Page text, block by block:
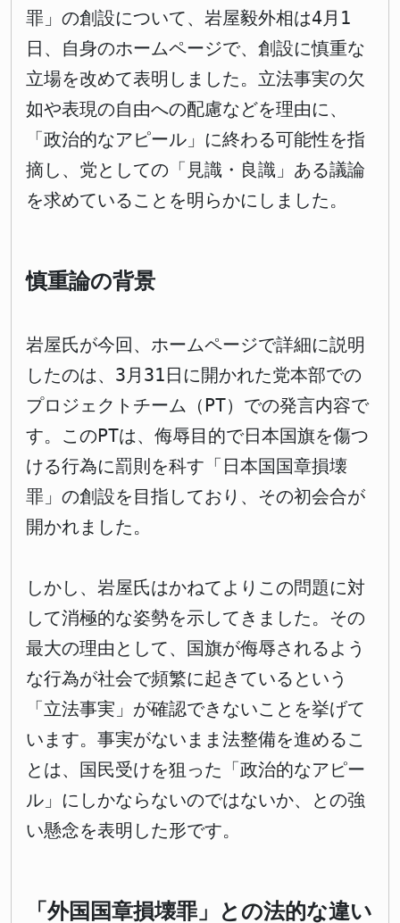
罪」の創設について、岩屋毅外相は4月1
日、自身のホームページで、創設に慎重な
立場を改めて表明しました。立法事実の欠
如や表現の自由への配慮などを理由に、
「政治的なアピール」に終わる可能性を指
摘し、党としての「見識・良識」ある議論
を求めていることを明らかにしました。
慎重論の背景
岩屋氏が今回、ホームページで詳細に説明
したのは、3月31日に開かれた党本部での
プロジェクトチーム（PT）での発言内容で
す。このPTは、侮辱目的で日本国旗を傷つ
ける行為に罰則を科す「日本国国章損壊
罪」の創設を目指しており、その初会合が
開かれました。
しかし、岩屋氏はかねてよりこの問題に対
して消極的な姿勢を示してきました。その
最大の理由として、国旗が侮辱されるよう
な行為が社会で頻繁に起きているという
「立法事実」が確認できないことを挙げて
います。事実がないまま法整備を進めるこ
とは、国民受けを狙った「政治的なアピー
ル」にしかならないのではないか、との強
い懸念を表明した形です。
「外国国章損壊罪」との法的な違い